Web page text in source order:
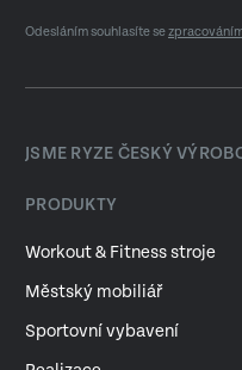
Odesláním souhlasíte se
JSME RYZE ČESKÝ
PRODUKTY
Workout & Fitness stroje
Městský mobiliář
Sportovní vybavení